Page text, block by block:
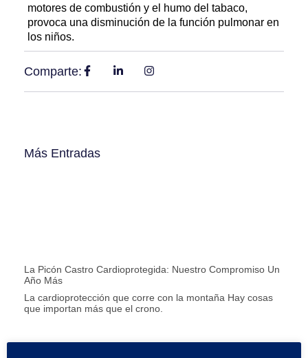
motores de combustión y el humo del tabaco,
provoca una disminución de la función pulmonar en
los niños.
Comparte:
Más Entradas
La Picón Castro Cardioprotegida: Nuestro Compromiso Un
Año Más
La cardioprotección que corre con la montaña Hay cosas
que importan más que el crono.